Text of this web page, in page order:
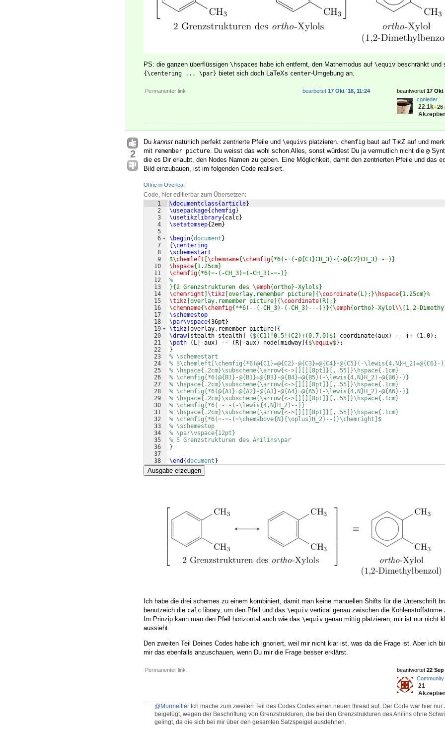
PS: die ganzen überflüssigen \hspaces habe ich entfernt, den Mathemodus auf \equiv beschränkt und
{\centering ... \par} bietet sich doch LaTeXs center-Umgebung an.
Permanenter link beantwortet 17 Okt
cgnieder
22.1k●26
bearbeitet 17 Okt '18, 11:24
2
Du kannst natürlich perfekt zentrierte Pfeile und \equivs platzieren. chemfig baut auf TikZ auf und
mit remember picture. Du weisst das wohl schon Alles, sonst würdest Du ja vermutlich nicht die @
die es Dir erlaubt, den Nodes Namen zu geben. Eine Möglichkeit, damit den zentrierten Pfeile und das
Bild einzubauen, ist im folgenden Code realisiert.
Öffne in Overleaf
Code, hier editierbar zum Übersetzen:
1
2
3
4
5
6
7
8
9
10
11
12
13
14
15
16
17
18
19
20
21
22
23
24
25
26
27
28
29
30
31
32
33
34
35
36
37
38
\documentclass{article}
\usepackage{ chemfig}
\usetikzlibrary{ calc}
\setatomsep{2em}
\begin{document }
{\centering
\schemestart
$\chemleft \chemname{\chemfig{*6(-=(-@{C1}CH_3)-(-@{C2}CH_3)=-=)}
\hspace{1.25cm}
\chemfig{*6(=-(-CH_3)=(-CH_3)-=-)}
%
}{2 Grenzstrukturen des \emph{ortho}-Xylols}
\chemright \tikz [overlay,remember picture]{\coordinate(L);}\hspace{1.25cm}%
\tikz [overlay,remember picture]{\coordinate(R);}
\chemname{\chemfig{**6(--(-CH_3)-(-CH_3)---)}}{\emph{ortho}-Xylol\\ (1,2-
\schemestop
\par\vspace{36pt }
\tikz overlay,remember picture {
\draw[ stealth-stealth ( $(C1)!0.5!(C2)+(0.7,0)$) coordinate(aux) -- ++ ( 1,0) ;
\path
( L|-aux) -- ( R|-aux) node midway { $\equiv$} ;
}
% \schemestart
% $\chemleft[\chemfig{*6(@{C1}=@{C2}-@{C3}=@{C4}-@{C5}(-\lewis{4,N}H_2)=@{C6}-
% \hspace{.2cm}\subscheme{\arrow{<->[][][8pt]}[,.55]}\hspace{.1cm}
% \chemfig{*6(@{B1}-@{B1}=@{B3}-@{B4}=@{B5}(-\lewis{4,N}H_2)-@{B6}-)}
% \hspace{.2cm}\subscheme{\arrow{<->[][][8pt]}[,.55]}\hspace{.1cm}
% \chemfig{*6(@{A1}=@{A2}-@{A3}-@{A4}=@{A5}(-\lewis{4,N}H_2)-@{A6}-)}
% \hspace{.2cm}\subscheme{\arrow{<->[][][8pt]}[,.55]}\hspace{.1cm}
% \chemfig{*6(=-=-(-\lewis{4,N}H_2)--)}
% \hspace{.2cm}\subscheme{\arrow{<->[][][8pt]}[,.55]}\hspace{.1cm}
% \chemfig{*6(=-=-(=\chemabove{N}{\oplus}H_2)--)}\chemright]$
% \schemestop
% \par\vspace{12pt}
% 5 Grenzstrukturen des Anilins\par
}
\end {document }
Ausgabe erzeugen
Ich habe die drei schemes zu einem kombiniert, damit man keine manuellen Shifts für die Unterschrift
benutzeich die calc library, um den Pfeil und das \equiv vertical genau zwischen die Kohlenstoffatome
Im Prinzip kann man den Pfeil horizontal auch wie das \equiv genau mittig platzieren, mir ist nur nicht
aussieht.
Den zweiten Teil Deines Codes habe ich ignoriert, weil mir nicht klar ist, was da die Frage ist. Aber ich
mir das ebenfalls anzuschauen, wenn Du mir die Frage besser erklärst.
Permanenter link beantwortet 22
Community
21
@Murmeltier Ich mache zum zweiten Teil des Codes Codes einen neuen thread auf. Der Code war hier nur
beigefügt, wegen der Beschriftung von Grenzstrukturen, die bei den Grenzstrukturen des Anilins ohne
gelingt, da die sich bei mir über den gesamten Satzspeigel ausdehnen.